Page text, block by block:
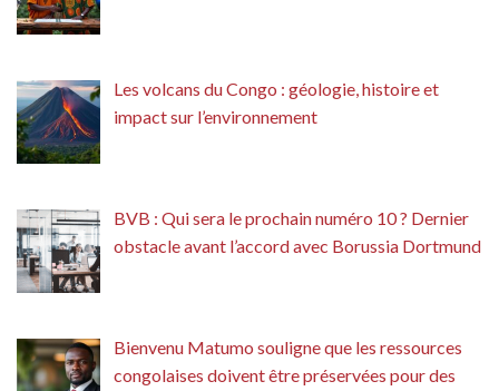
Les volcans du Congo : géologie, histoire et
impact sur l’environnement
BVB : Qui sera le prochain numéro 10 ? Dernier
obstacle avant l’accord avec Borussia Dortmund
Bienvenu Matumo souligne que les ressources
congolaises doivent être préservées pour des